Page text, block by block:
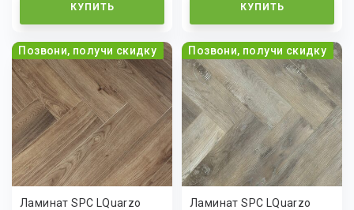
КУПИТЬ КУПИТЬ
Позвони, получи скидку
Ламинат SPC LQuarzo
Позвони, получи скидку
Ламинат SPC LQuarzo